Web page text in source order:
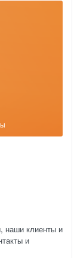
наши клиенты и
и